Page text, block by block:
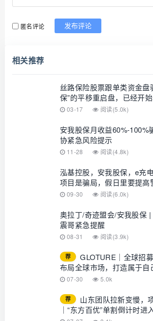
匿名评论 发布评论
相关推荐
丝路保险股票跟单类资金盘
保”的平移重启盘，已经开
警，即将崩盘跑路！
03-17 阅读(5.0k)
安我股保月收益60%-100%
协紧急风险提示
11-28 阅读(4.8k)
泓基控股，安我股保，e充
项目是骗局，假日里要提高
骗！
09-30 阅读(6.0k)
奥拉丁/奇迹盟会/安我股保 |
震哥紧急提醒
08-31 阅读(3.9k)
荐
GLOTURE｜全球招
布局全球市场，打造属于自
想增加收入？想打造团队？
07-30 5.0k
荐
山东团队拉新变慢，
｜“东方百优”单割倒计时进